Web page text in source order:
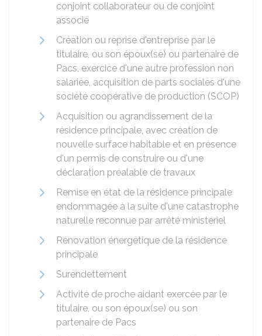
conjoint collaborateur ou de conjoint
associé
Création ou reprise d'entreprise par le
titulaire, ou son époux(se) ou partenaire de
Pacs, exercice d'une autre profession non
salariée, acquisition de parts sociales d'une
société coopérative de production (SCOP)
Acquisition ou agrandissement de la
résidence principale, avec création de
nouvelle surface habitable et en présence
d'un permis de construire ou d'une
déclaration préalable de travaux
Remise en état de la résidence principale
endommagée à la suite d'une catastrophe
naturelle reconnue par arrêté ministériel
Rénovation énergétique de la résidence
principale
Surendettement
Activité de proche aidant exercée par le
titulaire, ou son époux(se) ou son
partenaire de Pacs